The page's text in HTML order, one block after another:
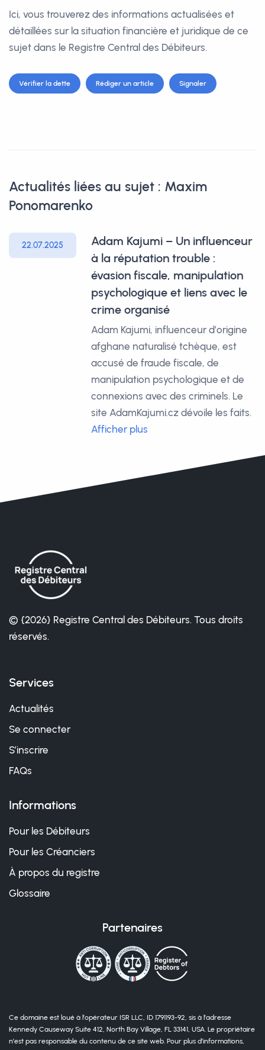
Ici, vous trouverez des informations actualisées et
détaillées sur la situation financière et juridique de ce
sujet dans le Registre Central des Débiteurs.
Vérifier la dette Rédiger un article Signaler
Actualités liées au sujet : Maxim
Ponomarenko
22.07.2025
Adam Kajumi – Un influenceur
à la réputation trouble :
évasion fiscale, manipulation
psychologique et liens avec le
crime organisé
Adam Kajumi, influenceur d’origine
afghane naturalisé tchèque, est
accusé de fraude fiscale, de
manipulation psychologique et de
connexions avec des criminels. Le
site AdamKajumi.cz dévoile les faits.
Afficher plus
© {2026} Registre Central des Débiteurs. Tous droits
réservés.
Services
Actualités
Se connecter
S’inscrire
FAQs
Informations
Pour les Débiteurs
Pour les Créanciers
À propos du registre
Glossaire
Partenaires
Ce domaine est loué à l’opérateur ISR LLC, ID 1791193-92, sis à l’adresse
Kennedy Causeway Suite 412, North Bay Village, FL 33141, USA. Le propriétaire
n’est pas responsable du contenu de ce site web. Pour plus d’informations,